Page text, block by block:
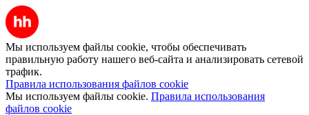
Мы используем файлы cookie, чтобы обеспечивать
правильную работу нашего веб-сайта и анализировать сетевой
трафик.
Правила использования файлов cookie
Мы используем файлы cookie. Правила использования
файлов cookie